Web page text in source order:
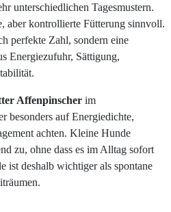
unterschiedlichen Tagesmustern.
aber kontrollierte Fütterung sinnvoll.
perfekte Zahl, sondern eine
Energiezufuhr, Sättigung,
Affenpinscher im
besonders auf Energiedichte,
achten. Kleine Hunde
zu, ohne dass es im Alltag sofort
ist deshalb wichtiger als spontane